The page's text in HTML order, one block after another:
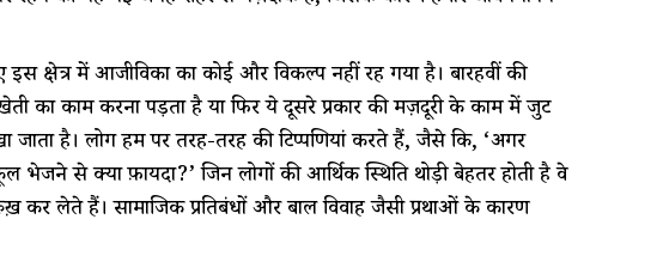
क्षेत्र में आजीविका का कोई और विकल्प नहीं रह गया है। बारहवीं की
का काम करना पड़ता है या फिर ये दूसरे प्रकार की मज़दूरी के काम में जुट
जाता है। लोग हम पर तरह-तरह की टिप्पणियां करते हैं, जैसे कि, ‘अगर
से क्या फ़ायदा?’ जिन लोगों की आर्थिक स्थिति थोड़ी बेहतर होती है वे
लेते हैं। सामाजिक प्रतिबंधों और बाल विवाह जैसी प्रथाओं के कारण